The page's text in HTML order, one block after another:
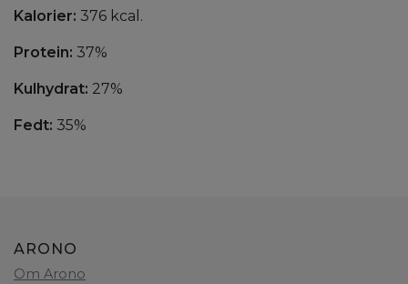
Kalorier: 376 kcal.
Protein: 37%
Kulhydrat: 27%
Fedt: 35%
ARONO
Om Arono